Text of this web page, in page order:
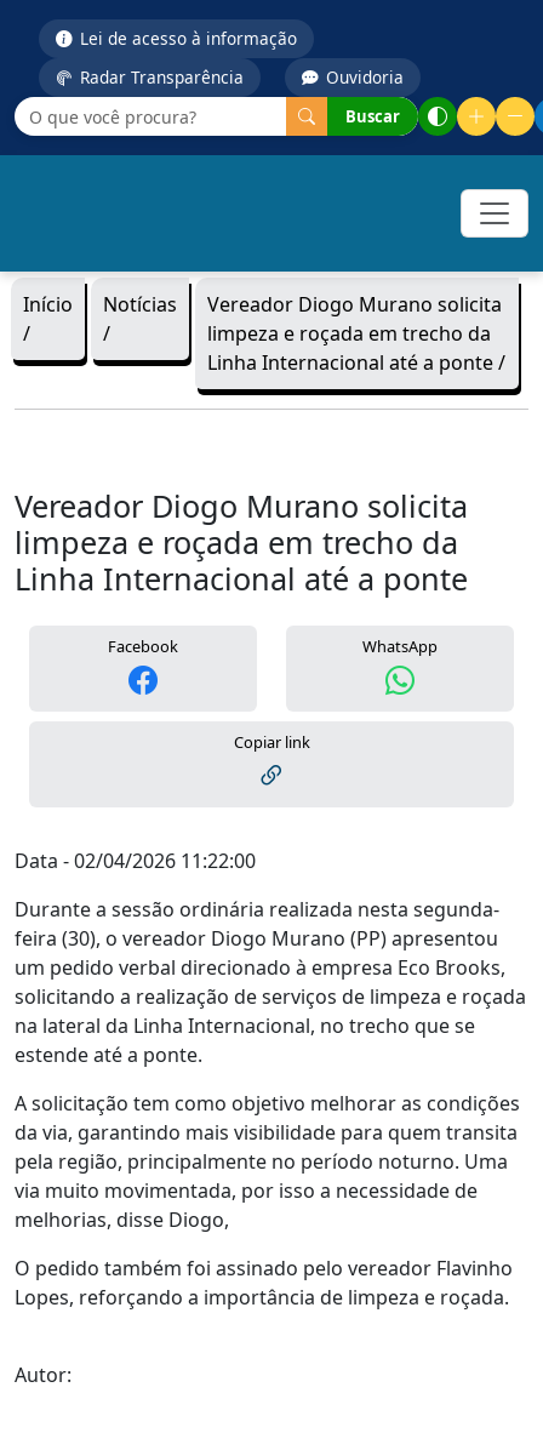
Lei de acesso à informação
Radar Transparência
Ouvidoria
Buscar
Início
/
Notícias
/
Vereador Diogo Murano solicita
limpeza e roçada em trecho da
Linha Internacional até a ponte /
Vereador Diogo Murano solicita
limpeza e roçada em trecho da
Linha Internacional até a ponte
Facebook WhatsApp
Copiar link
Data - 02/04/2026 11:22:00
Durante a sessão ordinária realizada nesta segunda-
feira (30), o vereador Diogo Murano (PP) apresentou
um pedido verbal direcionado à empresa Eco Brooks,
solicitando a realização de serviços de limpeza e roçada
na lateral da Linha Internacional, no trecho que se
estende até a ponte.
A solicitação tem como objetivo melhorar as condições
da via, garantindo mais visibilidade para quem transita
pela região, principalmente no período noturno. Uma
via muito movimentada, por isso a necessidade de
melhorias, disse Diogo,
O pedido também foi assinado pelo vereador Flavinho
Lopes, reforçando a importância de limpeza e roçada.
Autor: